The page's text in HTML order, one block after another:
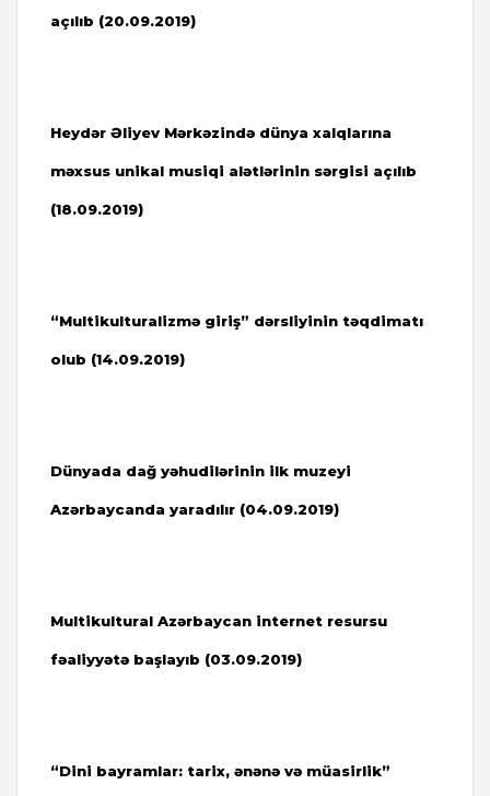
açılıb (20.09.2019)
Heydər Əliyev Mərkəzində dünya xalqlarına
məxsus unikal musiqi alətlərinin sərgisi açılıb
(18.09.2019)
“Multikulturalizmə giriş” dərsliyinin təqdimatı
olub (14.09.2019)
Dünyada dağ yəhudilərinin ilk muzeyi
Azərbaycanda yaradılır (04.09.2019)
Multikultural Azərbaycan internet resursu
fəaliyyətə başlayıb (03.09.2019)
“Dini bayramlar: tarix, ənənə və müasirlik”